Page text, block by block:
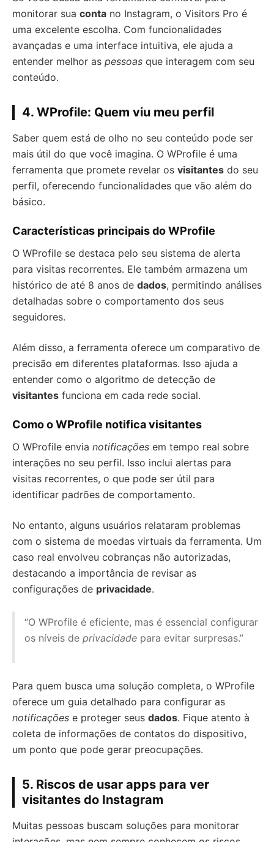
monitorar sua conta no Instagram, o Visitors Pro é
uma excelente escolha. Com funcionalidades
avançadas e uma interface intuitiva, ele ajuda a
entender melhor as pessoas que interagem com seu
conteúdo.
4. WProfile: Quem viu meu perfil
Saber quem está de olho no seu conteúdo pode ser
mais útil do que você imagina. O WProfile é uma
ferramenta que promete revelar os visitantes do seu
perfil, oferecendo funcionalidades que vão além do
básico.
Características principais do WProfile
O WProfile se destaca pelo seu sistema de alerta
para visitas recorrentes. Ele também armazena um
histórico de até 8 anos de dados, permitindo análises
detalhadas sobre o comportamento dos seus
seguidores.
Além disso, a ferramenta oferece um comparativo de
precisão em diferentes plataformas. Isso ajuda a
entender como o algoritmo de detecção de
visitantes funciona em cada rede social.
Como o WProfile notifica visitantes
O WProfile envia notificações em tempo real sobre
interações no seu perfil. Isso inclui alertas para
visitas recorrentes, o que pode ser útil para
identificar padrões de comportamento.
No entanto, alguns usuários relataram problemas
com o sistema de moedas virtuais da ferramenta. Um
caso real envolveu cobranças não autorizadas,
destacando a importância de revisar as
configurações de privacidade.
“O WProfile é eficiente, mas é essencial configurar
os níveis de privacidade para evitar surpresas.”
Para quem busca uma solução completa, o WProfile
oferece um guia detalhado para configurar as
notificações e proteger seus dados. Fique atento à
coleta de informações de contatos do dispositivo,
um ponto que pode gerar preocupações.
5. Riscos de usar apps para ver
visitantes do Instagram
Muitas pessoas buscam soluções para monitorar